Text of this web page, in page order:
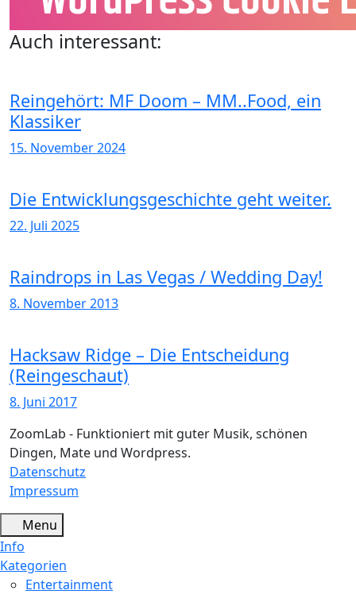
Auch interessant:
Reingehört: MF Doom – MM..Food, ein
Klassiker
15. November 2024
Die Entwicklungsgeschichte geht weiter.
22. Juli 2025
Raindrops in Las Vegas / Wedding Day!
8. November 2013
Hacksaw Ridge – Die Entscheidung
(Reingeschaut)
8. Juni 2017
ZoomLab - Funktioniert mit guter Musik, schönen
Dingen, Mate und Wordpress.
Datenschutz
Impressum
Menu
Info
Kategorien
Entertainment